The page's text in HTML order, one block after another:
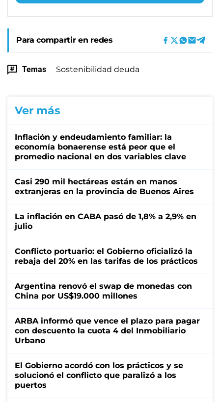
Para compartir en redes
Temas Sostenibilidad deuda
Ver más
Inflación y endeudamiento familiar: la
economía bonaerense está peor que el
promedio nacional en dos variables clave
Casi 290 mil hectáreas están en manos
extranjeras en la provincia de Buenos Aires
La inflación en CABA pasó de 1,8% a 2,9% en
julio
Conflicto portuario: el Gobierno oficializó la
rebaja del 20% en las tarifas de los prácticos
Argentina renovó el swap de monedas con
China por US$19.000 millones
ARBA informó que vence el plazo para pagar
con descuento la cuota 4 del Inmobiliario
Urbano
El Gobierno acordó con los prácticos y se
solucionó el conflicto que paralizó a los
puertos